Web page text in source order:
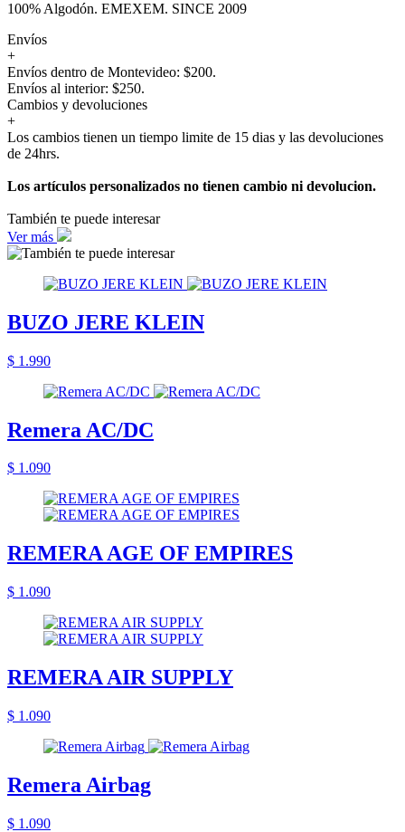
100% Algodón. EMEXEM. SINCE 2009
Envíos
+
Envíos dentro de Montevideo: $200.
Envíos al interior: $250.
Cambios y devoluciones
+
Los cambios tienen un tiempo limite de 15 dias y las devoluciones
de 24hrs.
Los artículos personalizados no tienen cambio ni devolucion.
También te puede interesar
Ver más
BUZO JERE KLEIN
$ 1.990
Remera AC/DC
$ 1.090
REMERA AGE OF EMPIRES
$ 1.090
REMERA AIR SUPPLY
$ 1.090
Remera Airbag
$ 1.090